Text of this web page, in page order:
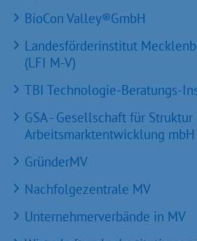
BioCon Valley®GmbH
Landesförderinstitut
(LFI M-V)
TBI Technologie-Beratungs-
GSA - Gesellschaft für
Arbeitsmarktentwicklung mbH
GründerMV
Nachfolgezentrale MV
Unternehmerverbände in MV